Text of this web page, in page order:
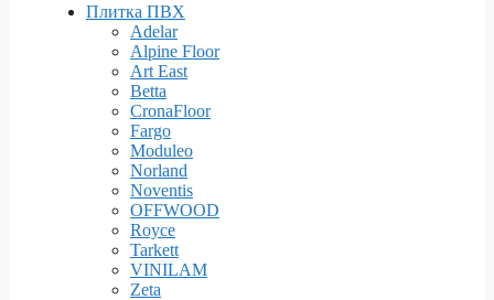
Плитка ПВХ
Adelar
Alpine Floor
Art East
Betta
CronaFloor
Fargo
Moduleo
Norland
Noventis
OFFWOOD
Royce
Tarkett
VINILAM
Zeta